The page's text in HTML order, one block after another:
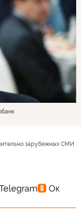
зарубежных СМИ